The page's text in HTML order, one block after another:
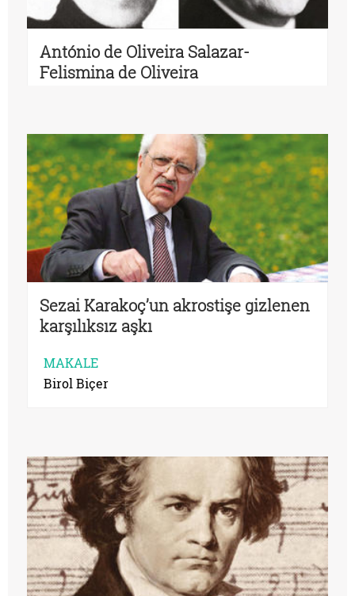
António de Oliveira Salazar-
Felismina de Oliveira
Sezai Karakoç’un akrostişe gizlenen
karşılıksız aşkı
MAKALE
Birol Biçer